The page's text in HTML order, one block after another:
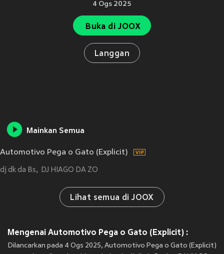
4 Ogs 2025
Buka di JOOX
Langgan
Mainkan Semua
Automotivo Pega o Gato (Explicit)
dj dk da Bs DJ HIAGO DA ZO
Lihat semua di JOOX
Mengenai Automotivo Pega o Gato (Explicit) :
Dilancarkan pada 4 Ogs 2025, Automotivo Pega o Gato (Explicit)